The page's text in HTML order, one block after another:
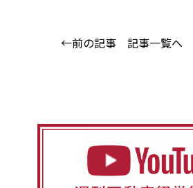
←前の記事 記事一覧へ